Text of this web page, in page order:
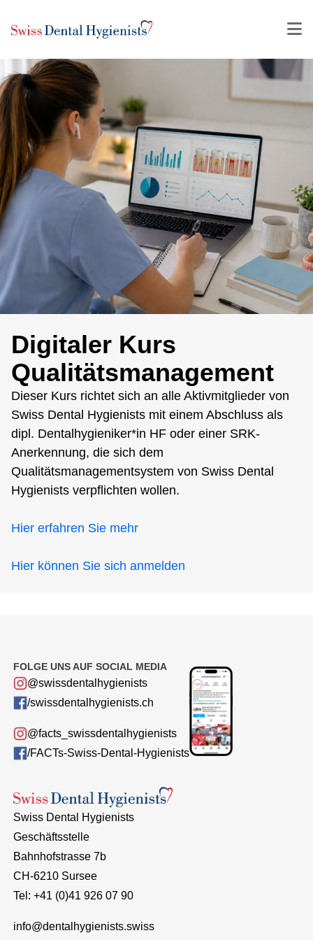
Digitaler Kurs
Qualitätsmanagement
Dieser Kurs richtet sich an alle Aktivmitglieder von
Swiss Dental Hygienists mit einem Abschluss als
dipl. Dentalhygieniker*in HF oder einer SRK-
Anerkennung, die sich dem
Qualitätsmanagementsystem von Swiss Dental
Hygienists verpflichten wollen.
Hier erfahren Sie mehr
Hier können Sie sich anmelden
Swiss Dental Hygienists
Geschäftsstelle
Bahnhofstrasse 7b
CH-6210 Sursee
Tel: +41 (0)41 926 07 90
info@dentalhygienists.swiss
FOLGE UNS AUF SOCIAL MEDIA
@swissdentalhygienists
/swissdentalhygienists.ch
@facts_swissdentalhygienists
/FACTs-Swiss-Dental-Hygienists